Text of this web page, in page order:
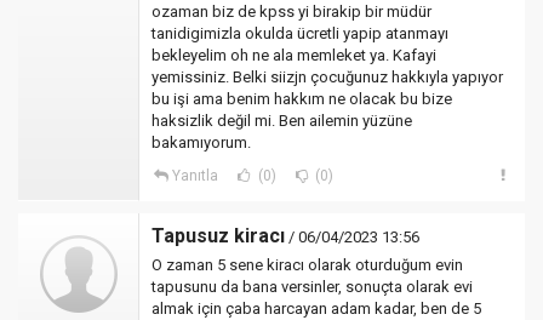
ozaman biz de kpss yi birakip bir müdür
tanidigimizla okulda ücretli yapip atanmayı
bekleyelim oh ne ala memleket ya. Kafayi
yemissiniz. Belki siizjn çocuğunuz hakkıyla yapıyor
bu işi ama benim hakkım ne olacak bu bize
haksizlik değil mi. Ben ailemin yüzüne
bakamıyorum.
Yanıtla (0) (0)
Tapusuz kiracı / 06/04/2023 13:56
O zaman 5 sene kiracı olarak oturduğum evin
tapusunu da bana versinler, sonuçta olarak evi
almak için çaba harcayan adam kadar, ben de 5